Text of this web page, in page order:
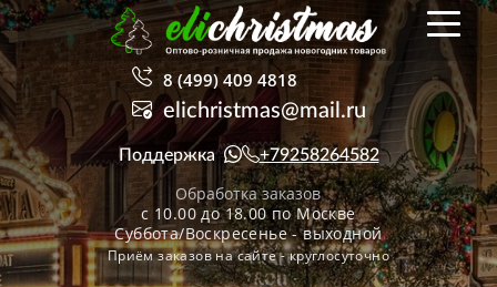
8 (499) 409 4818
elichristmas@mail.ru
Поддержка +79258264582
Обработка заказов
с 10.00 до 18.00 по Москве
Суббота/Воскресенье - выходной
Приём заказов на сайте - круглосуточно